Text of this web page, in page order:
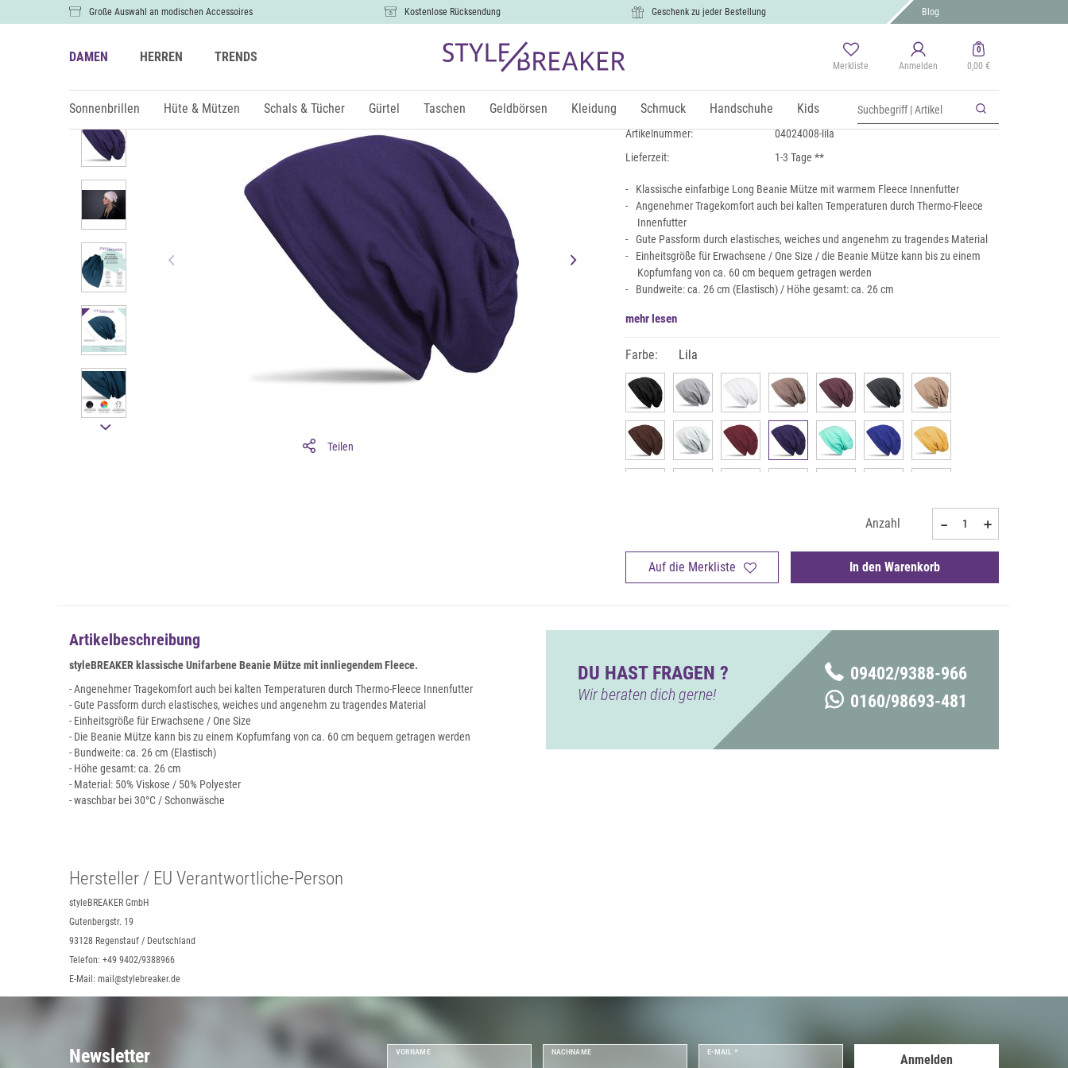
Große Auswahl an modischen Accessoires Kostenlose Rücksendung Geschenk zu jeder Bestellung Blog
DAMEN HERREN TRENDS
Merkliste Anmelden
0
0,00 €
Sonnenbrillen Hüte & Mützen Schals & Tücher Gürtel Taschen Geldbörsen Kleidung Schmuck Handschuhe Kids
Teilen
Unifarbene Beanie Mütze mit Fleece
11,99 €
inkl. MwSt., zzgl.Versand
Artikelnummer:
04024008-lila
Lieferzeit:
1-3 Tage **
Klassische einfarbige Long Beanie Mütze mit warmem Fleece Innenfutter
Angenehmer Tragekomfort auch bei kalten Temperaturen durch Thermo-Fleece
Innenfutter
Gute Passform durch elastisches, weiches und angenehm zu tragendes Material
Einheitsgröße für Erwachsene / One Size / die Beanie Mütze kann bis zu einem
Kopfumfang von ca. 60 cm bequem getragen werden
Bundweite: ca. 26 cm (Elastisch) / Höhe gesamt: ca. 26 cm
mehr lesen
Farbe: Lila
Anzahl
Auf die Merkliste In den Warenkorb
Artikelbeschreibung
styleBREAKER klassische Unifarbene Beanie Mütze mit innliegendem Fleece.
- Angenehmer Tragekomfort auch bei kalten Temperaturen durch Thermo-Fleece Innenfutter
- Gute Passform durch elastisches, weiches und angenehm zu tragendes Material
- Einheitsgröße für Erwachsene / One Size
- Die Beanie Mütze kann bis zu einem Kopfumfang von ca. 60 cm bequem getragen werden
- Bundweite: ca. 26 cm (Elastisch)
- Höhe gesamt: ca. 26 cm
- Material: 50% Viskose / 50% Polyester
- waschbar bei 30°C / Schonwäsche
DU HAST FRAGEN ?
Wir beraten dich gerne!
09402/9388-966
0160/98693-481
Hersteller / EU Verantwortliche-Person
styleBREAKER GmbH
Gutenbergstr. 19
93128 Regenstauf / Deutschland
Telefon: +49 9402/9388966
E-Mail: mail@stylebreaker.de
Newsletter VORNAME NACHNAME E-MAIL *
Anmelden